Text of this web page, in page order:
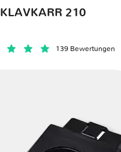
KLAVKARR 210
139 Bewertungen